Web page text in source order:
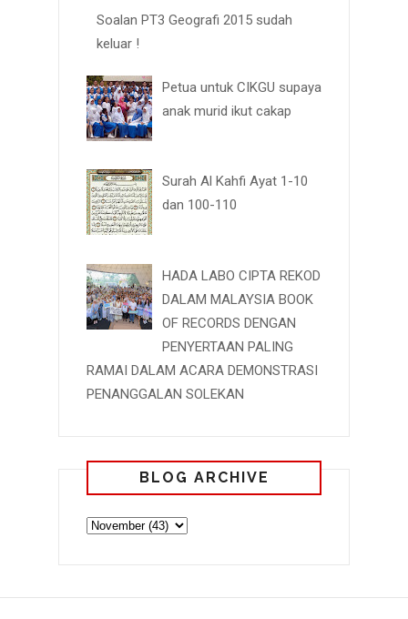
Soalan PT3 Geografi 2015 sudah
keluar !
Petua untuk CIKGU supaya
anak murid ikut cakap
Surah Al Kahfi Ayat 1-10
dan 100-110
HADA LABO CIPTA REKOD
DALAM MALAYSIA BOOK
OF RECORDS DENGAN
PENYERTAAN PALING
RAMAI DALAM ACARA DEMONSTRASI
PENANGGALAN SOLEKAN
BLOG ARCHIVE